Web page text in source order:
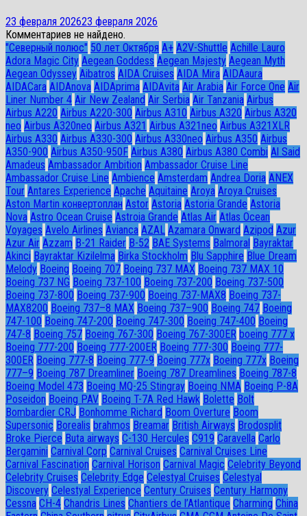
23 февраля 202623 февраля 2026
Комментариев не найдено.
"Северный полюс" 50 лет Октября A+ A2V-Shuttle Achille Lauro
Adora Magic City Aegean Goddess Aegean Majesty Aegean Myth
Aegean Odyssey Aibatros AIDA Cruises AIDA Mira AIDAaura
AIDACara AIDAnova AIDAprima AIDAvita Air Arabia Air Force One Air
Liner Number 4 Air New Zealand Air Serbia Air Tanzania Airbus
Airbus A220 Airbus A220-300 Airbus A310 Airbus A320 Airbus A320
neo Airbus A320neo Airbus A321 Airbus A321neo Airbus A321XLR
Airbus A330 Airbus A330-300 Airbus A330neo Airbus A350 Airbus
A350-900 Airbus A350-950F Airbus A380 Airbus A380 Combi Al Said
Amadeus Ambassador Ambition Ambassador Cruise Line
Ambassador Сruise Line Ambience Amsterdam Andrea Doria ANEX
Tour Antares Experience Apache Aquitaine Aroya Aroya Cruises
Aston Martin конвертоплан Astor Astoria Astoria Grande Astoria
Nova Astro Ocean Cruise Astroia Grande Atlas Air Atlas Ocean
Voyages Avelo Airlines Avianca AZAL Azamara Onward Azipod Azur
Azur Air Azzam B-21 Raider B-52 BAE Systems Balmoral Bayraktar
Akinci Bayraktar Kizilelma Birka Stockholm Blu Sapphire Blue Dream
Melody Boeing Boeing 707 Boeing 737 MAX Boeing 737 MAX 10
Boeing 737 NG Boeing 737-100 Boeing 737-200 Boeing 737-500
Boeing 737-800 Boeing 737-900 Boeing 737-MAX8 Boeing 737-
MAX8200 Boeing 737–8 MAX Boeing 737–900 Boeing 747 Boeing
747-100 Boeing 747-200 Boeing 747-300 Boeing 747-400 Boeing
747-8 Boeing 757 Boeing 767-300 Boeing 767-300ER boeing 777 x
Boeing 777-200 Boeing 777-200ER Boeing 777-300 Boeing 777-
300ER Boeing 777-8 Boeing 777-9 Boeing 777x Boeing 777х Boeing
777–9 Boeing 787 Dreamliner Boeing 787 Dreamlines Boeing 787-8
Boeing Model 473 Boeing MQ-25 Stingray Boeing NMA Boeing P-8A
Poseidon Boeing PAV Boeing T-7A Red Hawk Bolette Bolt
Bombardier CRJ Bonhomme Richard Boom Overture Boom
Supersonic Borealis brahmos Breamar British Airways Brodosplit
Broke Pierce Buta airways C-130 Hercules C919 Caravella Carlo
Bergamini Carnival Corp Carnival Cruises Carnival Cruises Line
Carnival Fascination Carnival Horison Carnival Magic Celebrity Beyond
Celebrity Cruises Celebrity Edge Celestyal Cruises Celestyal
Discovery Celestyal Experience Century Cruises Century Harmony
Cessna CH-4 Chandris Lines Chantiers de l’Atlantique Charming China